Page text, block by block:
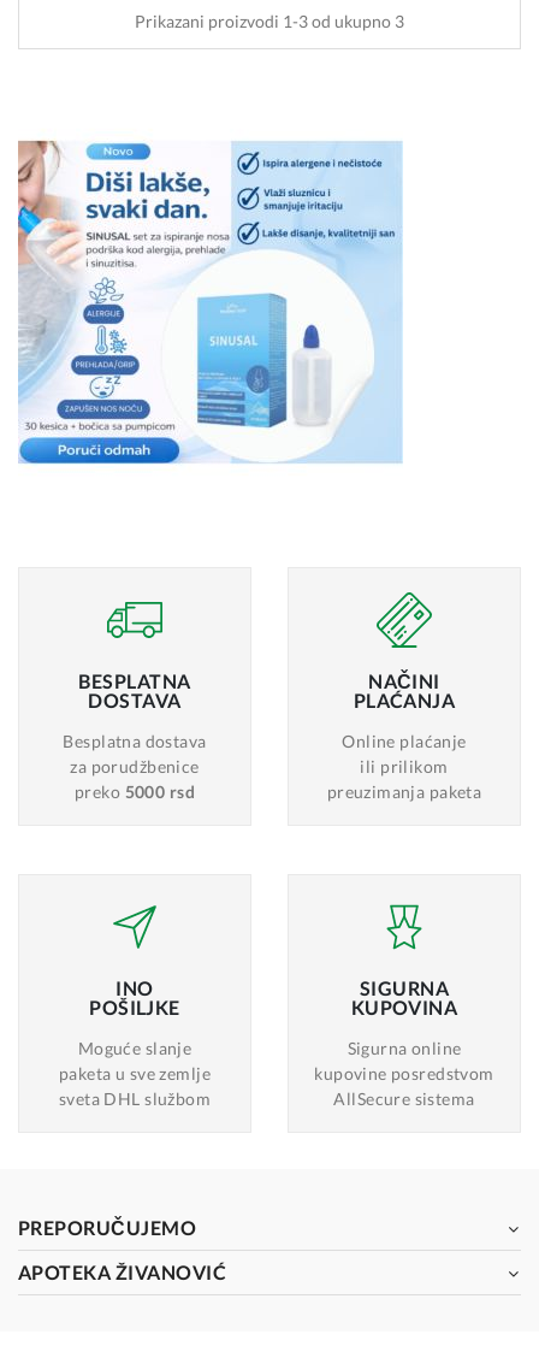
Prikazani proizvodi 1-3 od ukupno 3
BESPLATNA
DOSTAVA
Besplatna dostava
za porudžbenice
preko 5000 rsd
NAČINI
PLAĆANJA
Online plaćanje
ili prilikom
preuzimanja paketa
INO
POŠILJKE
Moguće slanje
paketa u sve zemlje
sveta DHL službom
SIGURNA
KUPOVINA
Sigurna online
kupovine posredstvom
AllSecure sistema
PREPORUČUJEMO
APOTEKA ŽIVANOVIĆ